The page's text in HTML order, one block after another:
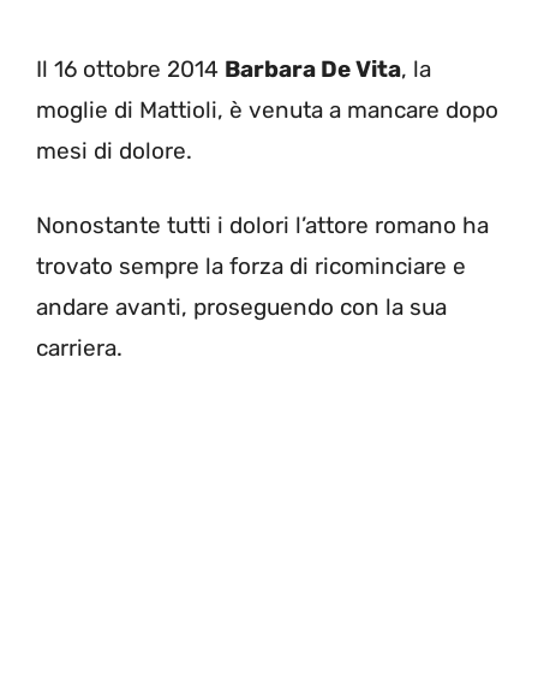
Il 16 ottobre 2014 Barbara De Vita, la
moglie di Mattioli, è venuta a mancare dopo
mesi di dolore.
Nonostante tutti i dolori l’attore romano ha
trovato sempre la forza di ricominciare e
andare avanti, proseguendo con la sua
carriera.